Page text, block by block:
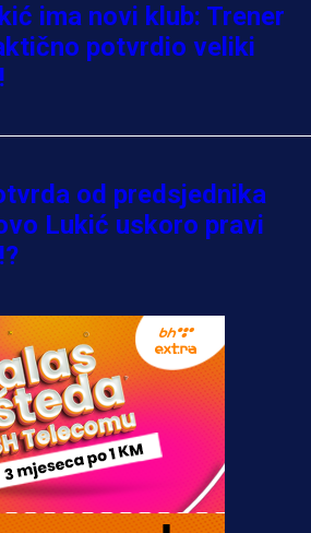
ima novi klub: Trener
potvrdio veliki
od predsjednika
Lukić uskoro pravi
veliko pojačanje:
Olympiacosa želi obući